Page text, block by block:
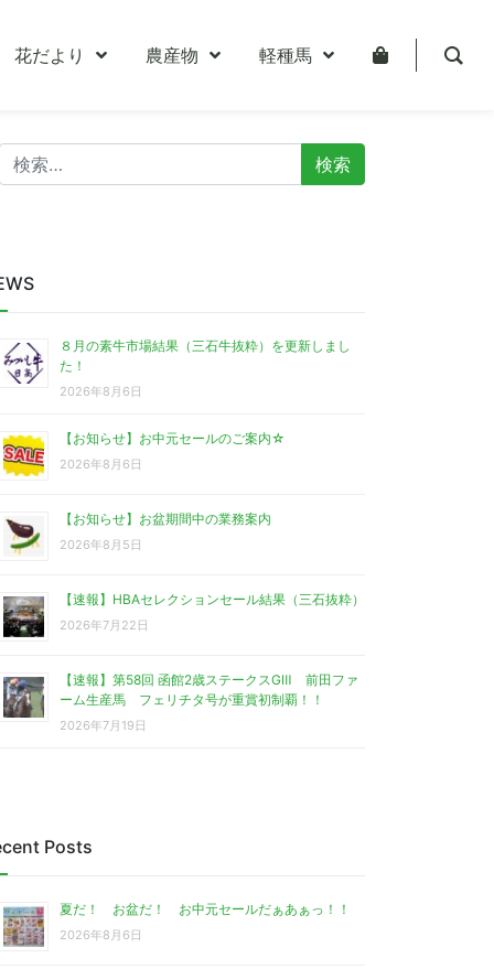
花だより 農産物 軽種馬
:
８月の素牛市場結果（三石牛抜粋）を更新しまし
た！
2026年8月6日
【お知らせ】お中元セールのご案内☆
2026年8月6日
【お知らせ】お盆期間中の業務案内
2026年8月5日
【速報】HBAセレクションセール結果（三石抜粋）
2026年7月22日
【速報】第58回 函館2歳ステークスGⅢ 前田ファ
ーム生産馬 フェリチタ号が重賞初制覇！！
2026年7月19日
Posts
夏だ！ お盆だ！ お中元セールだぁあぁっ！！
2026年8月6日